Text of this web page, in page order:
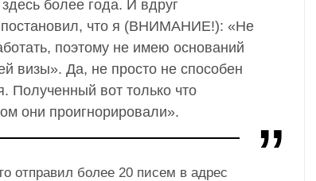
более года. И вдруг
постановил, что я (ВНИМАНИЕ!): «Не
поэтому не имею оснований
визы». Да, не просто не способен
Полученный вот только что
они проигнорировали».
отправил более 20 писем в адрес